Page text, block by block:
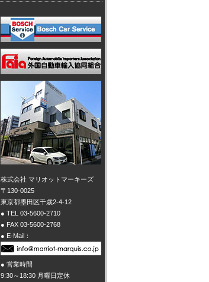
株式会社 マリオットマーキーズ
〒130-0025
東京都墨田区千歳2-4-12
● TEL 03-5600-2710
● FAX 03-5600-2768
● E-Mail：
● 営業時間
9:30～18:30 月曜日定休